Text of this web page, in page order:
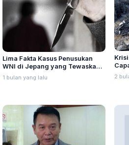
Lima Fakta Kasus Penusukan
WNI di Jepang yang Tewaskan
Pekerja Migran Asal Indonesia
1 bulan yang lalu 2